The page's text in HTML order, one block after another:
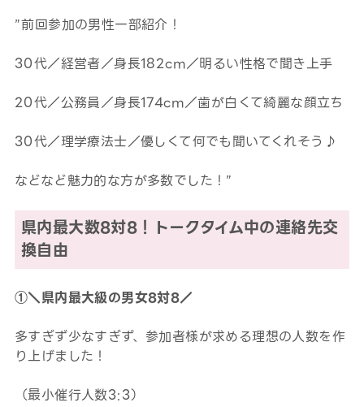
”前回参加の男性一部紹介！
30代／経営者／身長182cm／明るい性格で聞き上手
20代／公務員／身長174cm／歯が白くて綺麗な顔立ち
30代／理学療法士／優しくて何でも聞いてくれそう♪
などなど魅力的な方が多数でした！”
県内最大数8対8！トークタイム中の連絡先交
換自由
①＼県内最大級の男女8対8／
多すぎず少なすぎず、参加者様が求める理想の人数を作
り上げました！
（最小催行人数3:3）